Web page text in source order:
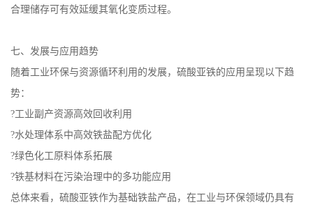
合理储存可有效延缓其氧化变质过程。
七、发展与应用趋势
随着工业环保与资源循环利用的发展，硫酸亚铁的应用呈现以下趋
势：
?工业副产资源高效回收利用
?水处理体系中高效铁盐配方优化
?绿色化工原料体系拓展
?铁基材料在污染治理中的多功能应用
总体来看，硫酸亚铁作为基础铁盐产品，在工业与环保领域仍具有